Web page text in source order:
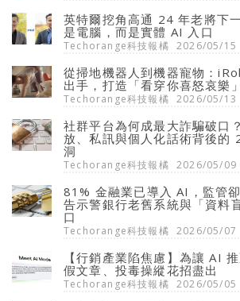
英特爾挖角高通 24 年老將下
是電腦，而是實體 AI 入口
Techorange科技報橘 2026/05/15
從掃地機器人到機器寵物：
出手，打造「看穿你喜怒哀樂
Techorange科技報橘 2026/05/13
社群平台為何成最大詐騙破口
放、私訊與個人化話術背後的
洞
Techorange科技報橘 2026/05/09
81% 金融業已導入 AI，監管
告示警銀行老舊系統與「資料
口
Techorange科技報橘 2026/05/07
【行銷產業陷焦慮】為讓 AI
假文章、投毒操縱花招盡出
Techorange科技報橘 2026/05/05